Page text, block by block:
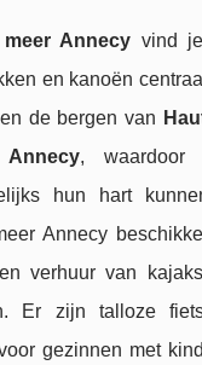
Annecy vind
en kanoën
de bergen van
, waardoor
hun hart
Annecy
verhuur van
Er zijn talloze
gezinnen met